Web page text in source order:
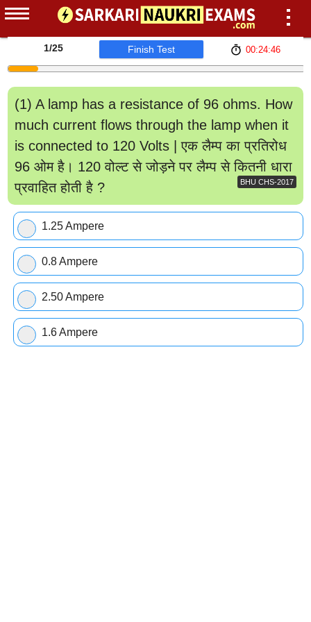
1/25 Finish Test 00:24:46
(1) A lamp has a resistance of 96 ohms. How
much current flows through the lamp when it
is connected to 120 Volts | एक लैम्प का प्रतिरोध
96 ओम है। 120 वोल्ट से जोड़ने पर लैम्प से कितनी धारा
प्रवाहित होती है ?
BHU CHS-2017
1.25 Ampere
0.8 Ampere
2.50 Ampere
1.6 Ampere